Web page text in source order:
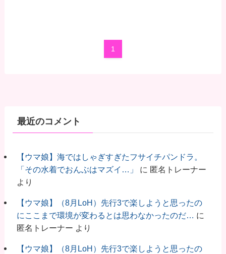
1
最近のコメント
【ウマ娘】海ではしゃぎすぎたフサイチパンドラ。
「その水着でおんぶはマズイ…」
に 匿名トレーナー
より
【ウマ娘】（8月LoH）先行3で楽しようと思ったの
にここまで環境が変わるとは思わなかったのだ… に
匿名トレーナー より
【ウマ娘】（8月LoH）先行3で楽しようと思ったの